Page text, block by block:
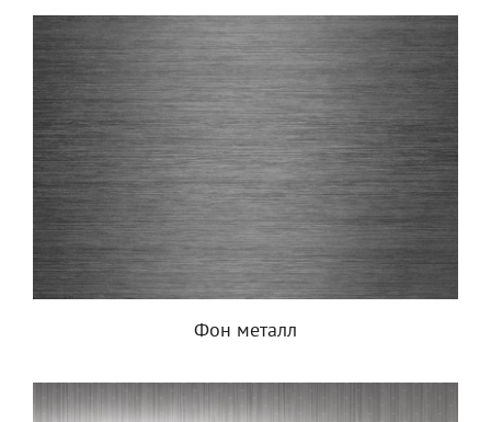
Фон металл